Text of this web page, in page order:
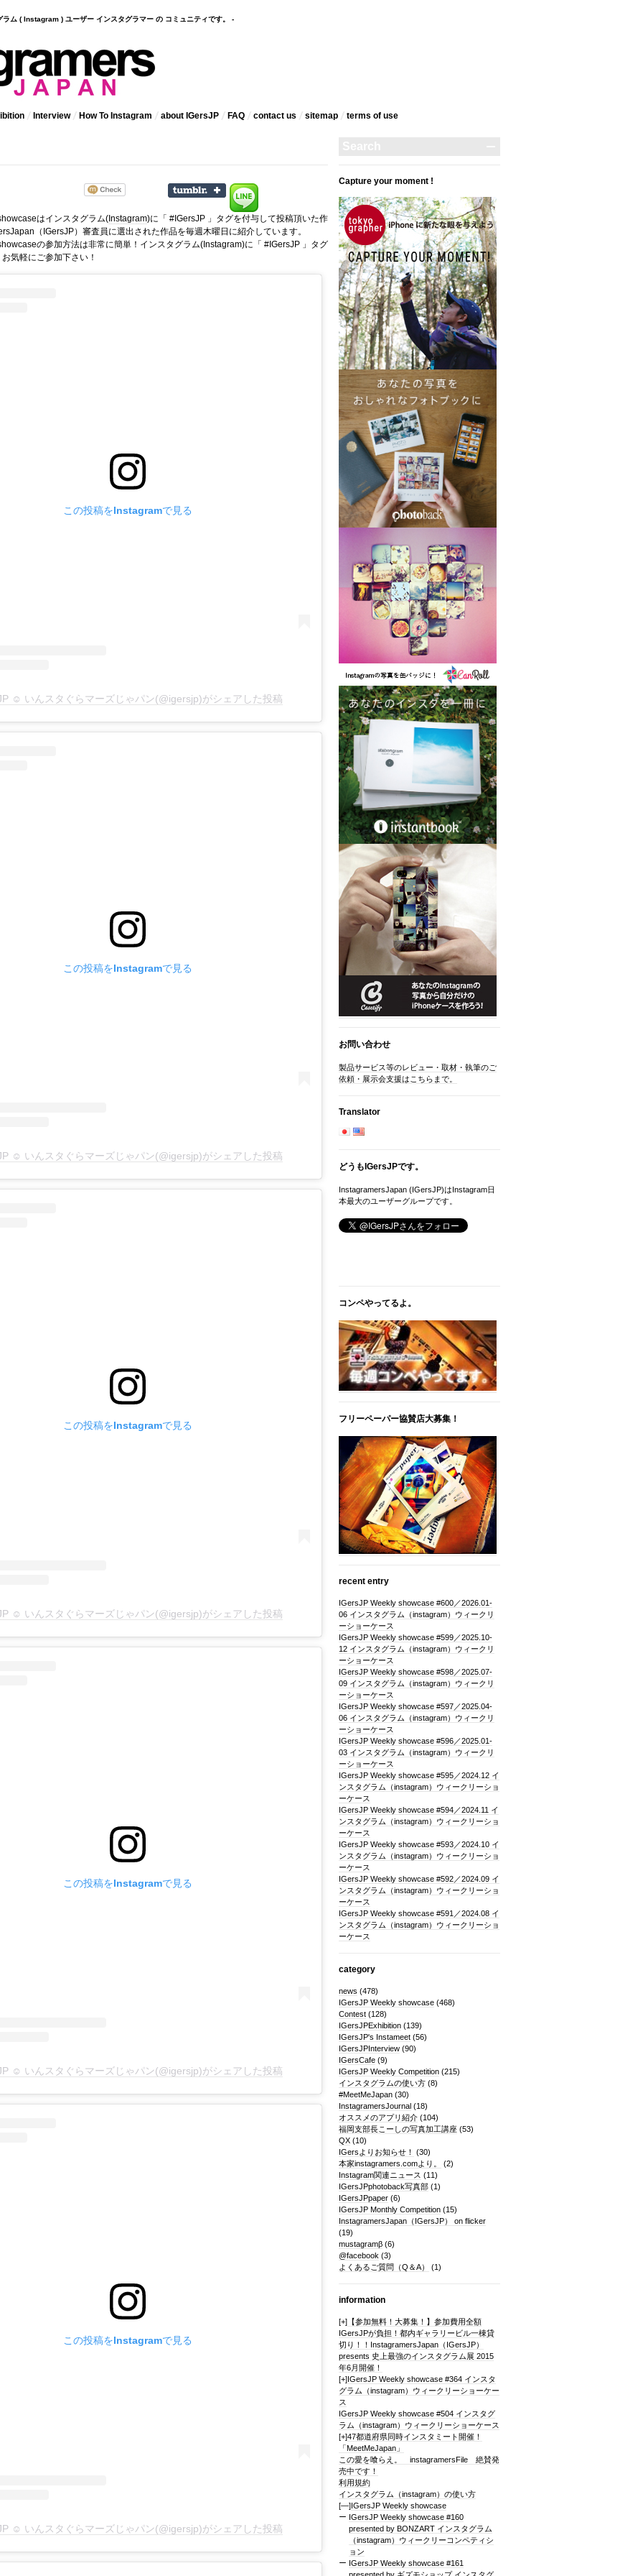
ム ( Instagram ) ユーザー インスタグラマー の コミュニティです。 -
Interview How To Instagram about IGersJP FAQ contact us sitemap terms‎ of use
はインスタグラム(Instagram)に「 #IGersJP 」タグを付与して投稿頂いた作
（IGersJP）審査員に選出された作品を毎週木曜日に紹介しています。
の参加方法は非常に簡単！インスタグラム(Instagram)に「 #IGersJP 」タグ
気軽にご参加下さい！
この投稿をInstagramで見る
☺︎ いんスタぐらマーズじゃパン(@igersjp)がシェアした投稿
この投稿をInstagramで見る
☺︎ いんスタぐらマーズじゃパン(@igersjp)がシェアした投稿
この投稿をInstagramで見る
☺︎ いんスタぐらマーズじゃパン(@igersjp)がシェアした投稿
この投稿をInstagramで見る
☺︎ いんスタぐらマーズじゃパン(@igersjp)がシェアした投稿
この投稿をInstagramで見る
☺︎ いんスタぐらマーズじゃパン(@igersjp)がシェアした投稿
Capture your moment !
お問い合わせ
製品サービス等のレビュー・取材・執筆のご
依頼・展示会支援はこちらまで。
Translator
どうもIGersJPです。
InstagramersJapan (IGersJP)はInstagram日
本最大のユーザーグループです。
コンペやってるよ。
フリーペーパー協賛店大募集！
recent entry
IGersJP Weekly showcase #600／2026.01-
06 インスタグラム（instagram）ウィークリ
ーショーケース
IGersJP Weekly showcase #599／2025.10-
12 インスタグラム（instagram）ウィークリ
ーショーケース
IGersJP Weekly showcase #598／2025.07-
09 インスタグラム（instagram）ウィークリ
ーショーケース
IGersJP Weekly showcase #597／2025.04-
06 インスタグラム（instagram）ウィークリ
ーショーケース
IGersJP Weekly showcase #596／2025.01-
03 インスタグラム（instagram）ウィークリ
ーショーケース
IGersJP Weekly showcase #595／2024.12 イ
ンスタグラム（instagram）ウィークリーショ
ーケース
IGersJP Weekly showcase #594／2024.11 イ
ンスタグラム（instagram）ウィークリーショ
ーケース
IGersJP Weekly showcase #593／2024.10 イ
ンスタグラム（instagram）ウィークリーショ
ーケース
IGersJP Weekly showcase #592／2024.09 イ
ンスタグラム（instagram）ウィークリーショ
ーケース
IGersJP Weekly showcase #591／2024.08 イ
ンスタグラム（instagram）ウィークリーショ
ーケース
category
news (478)
IGersJP Weekly showcase(468)
Contest(128)
IGersJPExhibition(139)
IGersJP's Instameet(56)
IGersJPInterview(90)
IGersCafe(9)
IGersJP Weekly Competition(215)
インスタグラムの使い方(8)
#MeetMeJapan(30)
InstagramersJournal(18)
オススメのアプリ紹介(104)
福岡支部長こーしの写真加工講座(53)
QX(10)
IGersよりお知らせ！
(30)
本家instagramers.comより。
(2)
Instagram関連ニュース (11)
IGersJPphotoback写真部(1)
IGersJPpaper(6)
IGersJP Monthly Competition(15)
InstagramersJapan（IGersJP） on flicker
(19)
mustagramβ(6)
@facebook (3)
よくあるご質問（Q＆A）
(1)
information
[+]【参加無料！大募集！】参加費用全額
IGersJPが負担！都内ギャラリービル一棟貸
切り！！InstagramersJapan（IGersJP）
presents 史上最強のインスタグラム展 2015
年6月開催！
[+]IGersJP Weekly showcase #364 インスタ
グラム（instagram）ウィークリーショーケー
ス
IGersJP Weekly showcase #504 インスタグ
ラム（instagram）ウィークリーショーケース
[+]47都道府県同時インスタミート開催！
「MeetMeJapan」
この愛を喰らえ。 instagramersFile 絶賛発
売中です！
利用規約
インスタグラム（instagram）の使い方
[—]IGersJP Weekly showcase
IGersJP Weekly showcase #160
presented by BONZART インスタグラム
（instagram）ウィークリーコンペティシ
ョン
IGersJP Weekly showcase #161